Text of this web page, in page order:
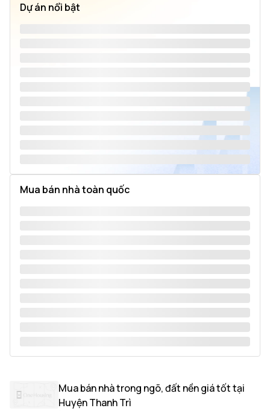
Dự án nổi bật
Mua bán nhà toàn quốc
Mua bán nhà trong ngõ, đất nền giá tốt tại
Huyện Thanh Trì